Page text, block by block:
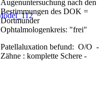
Augenuntersuchung nach den
Bestimmungen des DOK =
Dortmunder
Ophtalmologenkreis: "frei"
Patellaluxation befund: O/O -
Zähne : komplette Schere -